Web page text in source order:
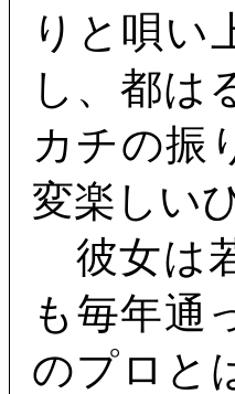
りと唄い
し、都は
カチの振
変楽しい
彼女は
も毎年通
のプロと